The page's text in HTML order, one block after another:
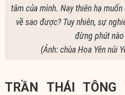
tâm của mình. Nay thiên hạ
về sao được? Tuy nhiên, sự
đừng phút nào
(Ảnh: chùa Hoa Yên núi
TRẦN THÁI TÔNG